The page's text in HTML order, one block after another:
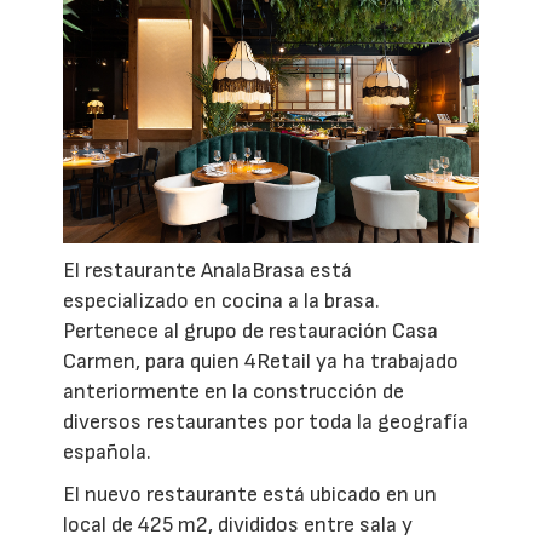
El restaurante AnalaBrasa está
especializado en cocina a la brasa.
Pertenece al grupo de restauración Casa
Carmen, para quien 4Retail ya ha trabajado
anteriormente en la construcción de
diversos restaurantes por toda la geografía
española.
El nuevo restaurante está ubicado en un
local de 425 m2, divididos entre sala y